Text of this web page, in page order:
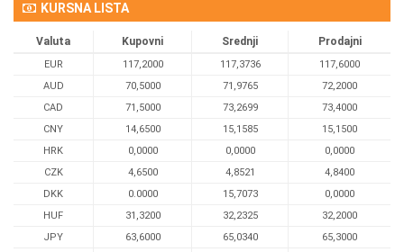
KURSNA LISTA
Valuta Kupovni Srednji Prodajni
EUR 117,2000 117,3736
117,6000
AUD
70,5000 71,9765
72,2000
CAD
71,5000 73,2699
73,4000
CNY
14,6500 15,1585
15,1500
HRK
0,0000 0,0000
0,0000
CZK
4,6500 4,8521
4,8400
DKK
0.0000 15,7073
0,0000
HUF
31,3200 32,2325
32,2000
JPY
63,6000 65,0340
65,3000